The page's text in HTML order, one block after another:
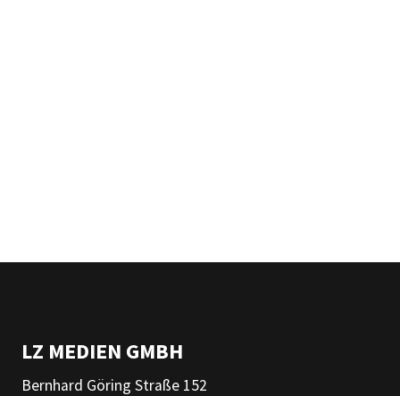
LZ MEDIEN GMBH
Bernhard Göring Straße 152